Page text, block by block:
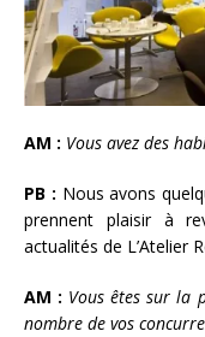
AM : Vous avez des
PB : Nous avons
prennent plaisir à
actualités de L’Atelier
AM : Vous êtes sur la
nombre de vos